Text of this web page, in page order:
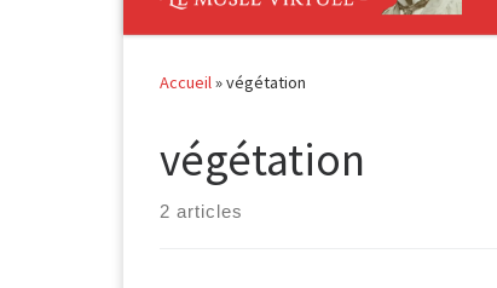
Accueil»végétation
végétation
2 articles